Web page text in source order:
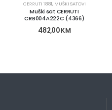
CERRUTI 1881, MUŠKI SATOVI
Muški sat CERRUTI
CRB004A222C (4366)
482,00KM